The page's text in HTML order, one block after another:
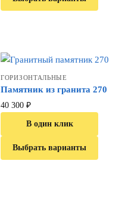
ГОРИЗОНТАЛЬНЫЕ
Памятник из гранита 270
40 300 ₽
В один клик
Выбрать варианты